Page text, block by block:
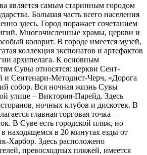
является самым старинным городом
Большая часть всего населения
здесь. Город поражает сочетанием
Многочисленные храмы, церкви и
колорит. В городе имеется музей,
коллекция экспонатов и артефактов
архипелага. К основным
Сувы относятся: церкви Сент-
и Сентенари-Методист-Черч, «Дорога
собор. Вся ночная жизнь Сувы
улице – Виктория-Парейд. Здесь
ночных клубов и дискотек. В
главная торговая точка –
В Суве есть городской пляж, но
находящемся в 20 минутах езды от
Харбор. Здесь расположено
превосходных пляжей, имеется